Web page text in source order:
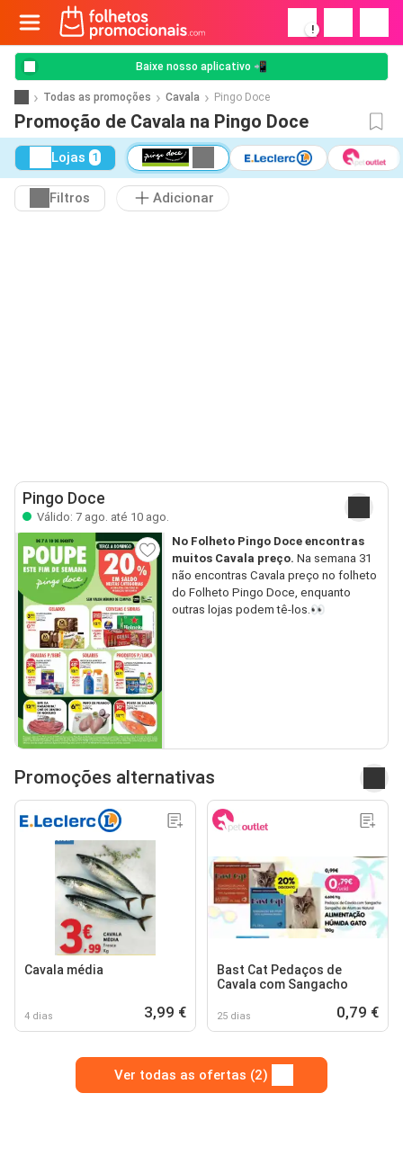
!
Baixe nosso aplicativo 📲
Todas as promoções Cavala Pingo Doce
Promoção de Cavala na Pingo Doce
Lojas 1
Filtros Adicionar
Pingo Doce
Válido: 7 ago. até 10 ago.
No Folheto Pingo Doce encontras
muitos Cavala preço. Na semana 31
não encontras Cavala preço no folheto
do Folheto Pingo Doce, enquanto
outras lojas podem tê-los.👀
Promoções alternativas
Cavala média
4 dias 3,99 €
Bast Cat Pedaços de
Cavala com Sangacho
25 dias 0,79 €
Ver todas as ofertas (2)